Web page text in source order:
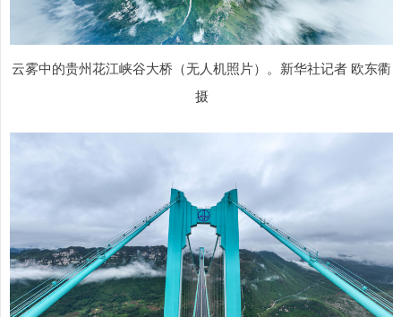
云雾中的贵州花江峡谷大桥（无人机照片）。新华社记者 欧东衢
摄